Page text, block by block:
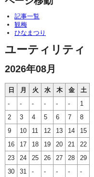
記事一覧
観梅
ひなまつり
ユーティリティ
2026年08月
日 月 火 水 木 金
土
-
- - - - -
1
2
3 4 5 6 7
8
9
10 11 12 13 14
15
16
17 18 19 20 21
22
23
24 25 26 27 28
29
30
31 - - - - -